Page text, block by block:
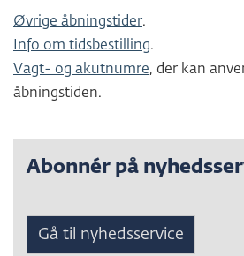
Øvrige åbningstider.
Info om tidsbestilling.
Vagt- og akutnumre, der kan
åbningstiden.
Abonnér på
Gå til nyhedsservice